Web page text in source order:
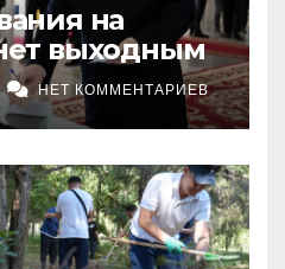
на
выходным
НЕТ КОММЕНТАРИЕВ